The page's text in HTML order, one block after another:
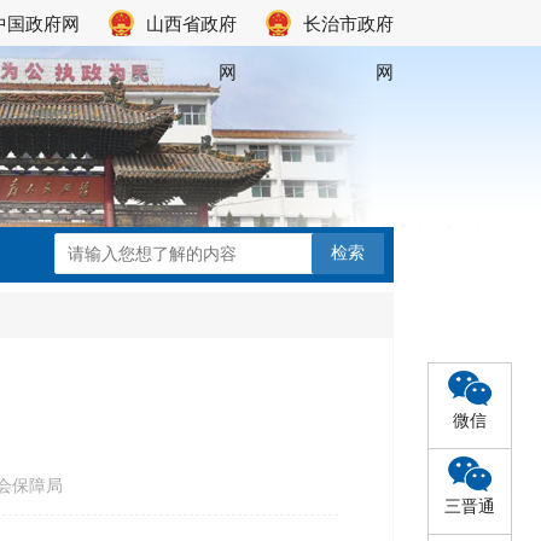
微信
三晋通
国政府网 山西省政府
网
长治市政府
网
保障局